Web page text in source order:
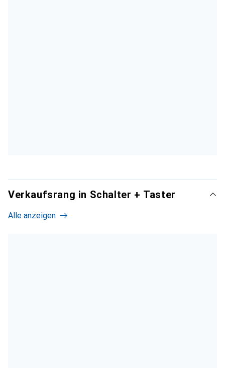
Verkaufsrang in Schalter + Taster
Alle anzeigen